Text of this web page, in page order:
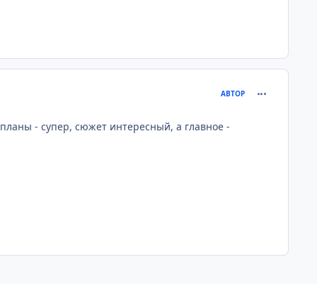
АВТОР
- супер, сюжет интересный, а главное -